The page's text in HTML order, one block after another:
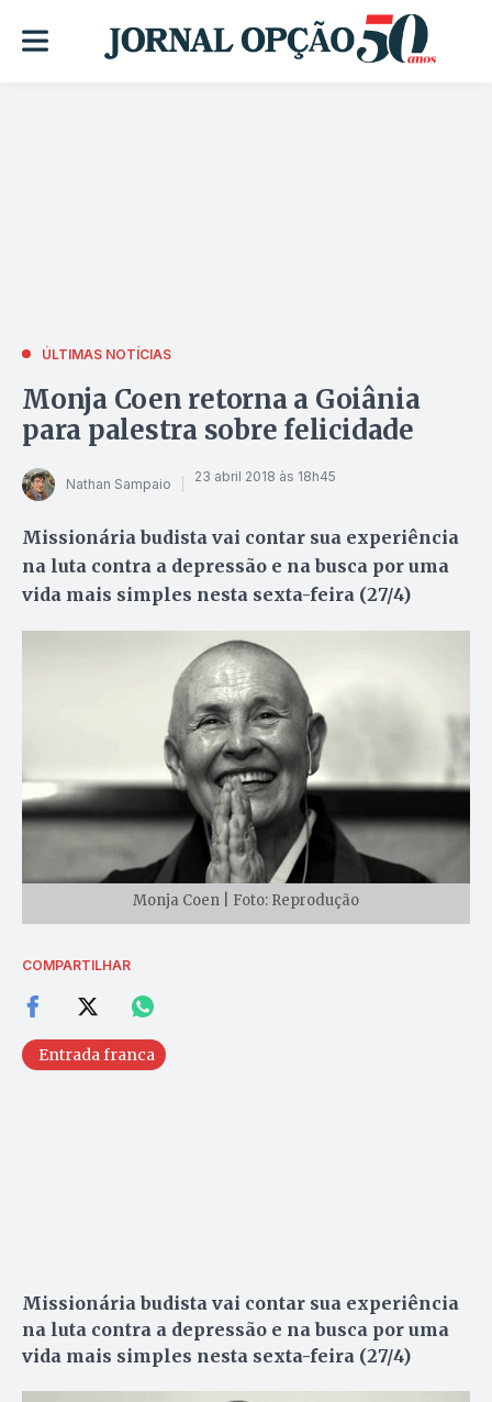
ÚLTIMAS NOTÍCIAS
Monja Coen retorna a Goiânia
para palestra sobre felicidade
Nathan Sampaio 23 abril 2018 às 18h45
Missionária budista vai contar sua experiência
na luta contra a depressão e na busca por uma
vida mais simples nesta sexta-feira (27/4)
Monja Coen | Foto: Reprodução
COMPARTILHAR
Entrada franca
Missionária budista vai contar sua experiência
na luta contra a depressão e na busca por uma
vida mais simples nesta sexta-feira (27/4)